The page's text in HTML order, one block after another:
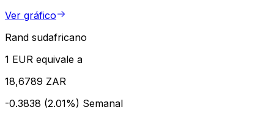
Ver gráfico
Rand sudafricano
1 EUR equivale a
18,6789 ZAR
-0.3838 (2.01%) Semanal